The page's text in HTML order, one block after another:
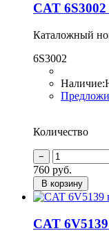
CAT
Каталожный
6S3002
Наличие:
Количество
760 руб.
В корзину
CAT